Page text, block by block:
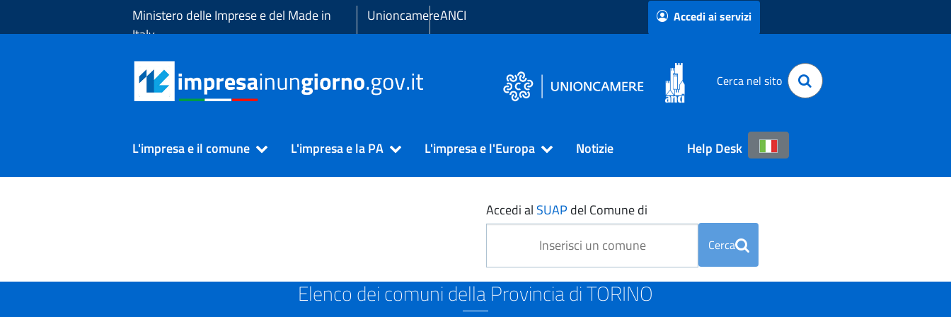
Ministero delle Imprese e del Made in
Italy
UnioncamereANCI Accedi ai servizi
Cerca nel sito
L'impresa e il comune L'impresa e la PA L'impresa e l'Europa Notizie Help Desk
Accedi al SUAP del Comune di
Cerca
Elenco dei comuni della Provincia di TORINO